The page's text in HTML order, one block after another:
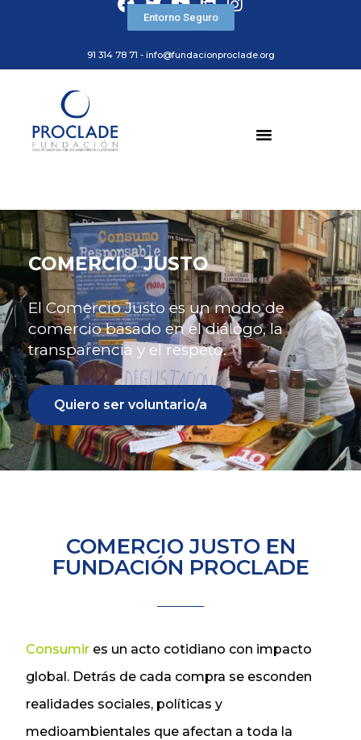
Entorno Seguro
91 314 78 71 - info@fundacionproclade.org
COMERCIO JUSTO
El Comercio Justo es un modo de
comercio basado en el diálogo, la
transparencia y el respeto.
Quiero ser voluntario/a
COMERCIO JUSTO EN
FUNDACIÓN PROCLADE
Consumir es un acto cotidiano con impacto
global. Detrás de cada compra se esconden
realidades sociales, políticas y
medioambientales que afectan a toda la